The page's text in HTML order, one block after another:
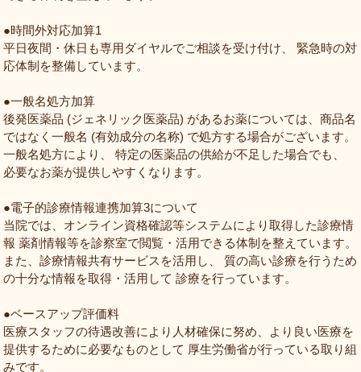
●時間外対応加算1
平日夜間・休日も専用ダイヤルでご相談を受け付け、 緊急時の対
応体制を整備しています。
●一般名処方加算
後発医薬品 (ジェネリック医薬品) があるお薬については、商品名
ではなく一般名 (有効成分の名称) で処方する場合がございます。
一般名処方により、 特定の医薬品の供給が不足した場合でも、
必要なお薬が提供しやすくなります。
●電子的診療情報連携加算3について
当院では、オンライン資格確認等システムにより取得した診療情
報 薬剤情報等を診察室で閲覧・活用できる体制を整えています。
また、診療情報共有サービスを活用し、 質の高い診療を行うため
の十分な情報を取得・活用して 診療を行っています。
●ベースアップ評価料
医療スタッフの待遇改善により人材確保に努め、より良い医療を
提供するために必要なものとして 厚生労働省が行っている取り組
みです。